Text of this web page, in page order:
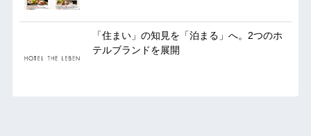
「住まい」の知見を「泊まる」へ。2つのホ
テルブランドを展開